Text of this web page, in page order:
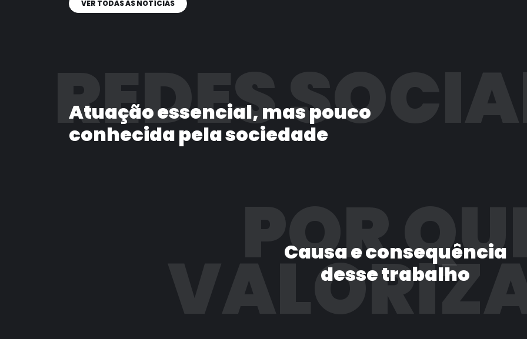
VER TODAS AS NOTÍCIAS
REDES
Atuação essencial, mas pouco
conhecida pela sociedade
POR
Causa e consequência
desse trabalho